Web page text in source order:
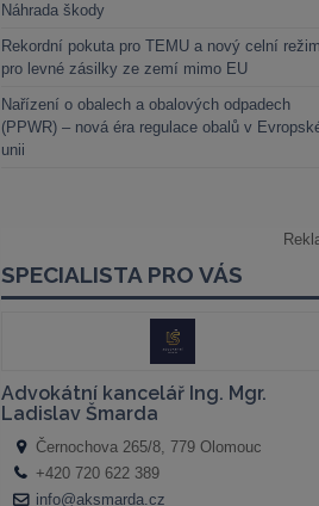
Náhrada škody
Rekordní pokuta pro TEMU a nový celní režim
pro levné zásilky ze zemí mimo EU
Nařízení o obalech a obalových odpadech
(PPWR) – nová éra regulace obalů v
unii